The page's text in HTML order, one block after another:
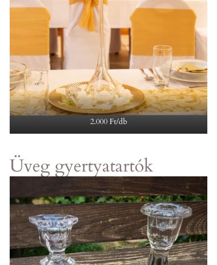
2.000 Ft/db
Üveg gyertyatartók